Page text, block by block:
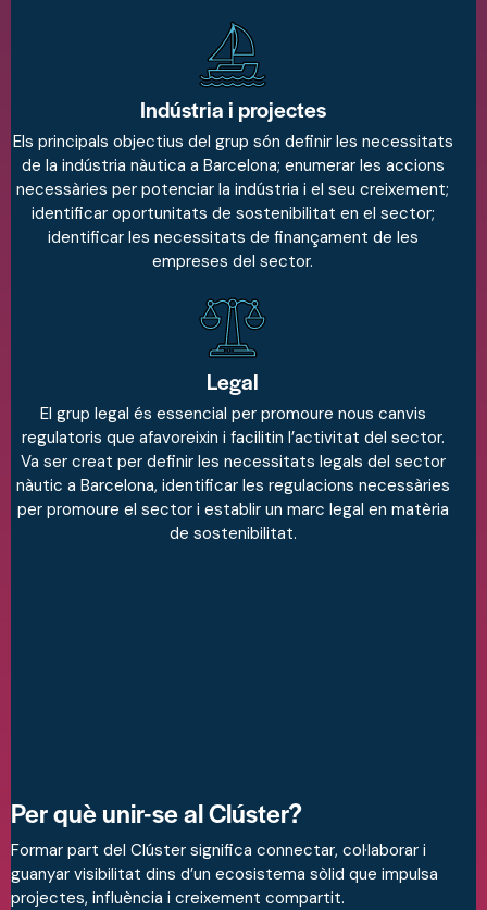
Indústria i projectes
Els principals objectius del grup són definir les necessitats
de la indústria nàutica a Barcelona; enumerar les accions
necessàries per potenciar la indústria i el seu creixement;
identificar oportunitats de sostenibilitat en el sector;
identificar les necessitats de finançament de les
empreses del sector.
Legal
El grup legal és essencial per promoure nous canvis
regulatoris que afavoreixin i facilitin l’activitat del sector.
Va ser creat per definir les necessitats legals del sector
nàutic a Barcelona, identificar les regulacions necessàries
per promoure el sector i establir un marc legal en matèria
de sostenibilitat.
Per què unir-se al Clúster?
Formar part del Clúster significa connectar, col·laborar i
guanyar visibilitat dins d’un ecosistema sòlid que impulsa
projectes, influència i creixement compartit.